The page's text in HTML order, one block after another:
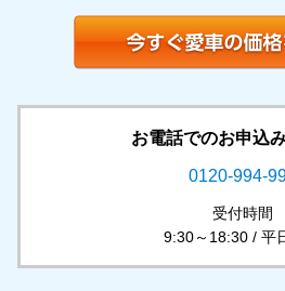
お電話でのお申込
0120-994-
受付時間
9:30～18:30 / 平